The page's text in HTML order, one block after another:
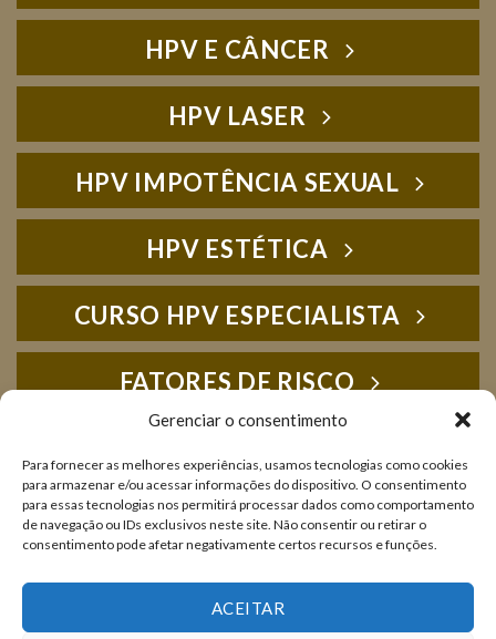
Gerenciar o consentimento
Para fornecer as melhores experiências, usamos tecnologias como cookies
para armazenar e/ou acessar informações do dispositivo. O consentimento
para essas tecnologias nos permitirá processar dados como comportamento
de navegação ou IDs exclusivos neste site. Não consentir ou retirar o
consentimento pode afetar negativamente certos recursos e funções.
ACEITAR
HPV E CÂNCER
HPV LASER
HPV IMPOTÊNCIA SEXUAL
HPV ESTÉTICA
CURSO HPV ESPECIALISTA
FATORES DE RISCO
IMUNOLOGIA
LIVROS E PUBLICAÇÕES